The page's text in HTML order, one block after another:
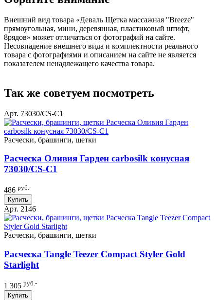
Внешний вид товара «Деваль Щетка массажная "Breeze"
прямоугольная, мини, деревянная, пластиковый штифт,
8рядов» может отличаться от фотографий на сайте.
Несовпадение внешнего вида и комплектности реального
товара с фотографиями и описанием на сайте не является
показателем ненадлежащего качества товара.
Так же советуем посмотреть
Арт. 73030/СS-C1
Расчески, брашинги, щетки
Расческа Оливия Гарден carbosilk конусная
73030/СS-C1
486 руб.-
Купить
Арт. 2146
Расчески, брашинги, щетки
Расческа Tangle Teezer Compact Styler Gold
Starlight
1 305 руб.-
Купить